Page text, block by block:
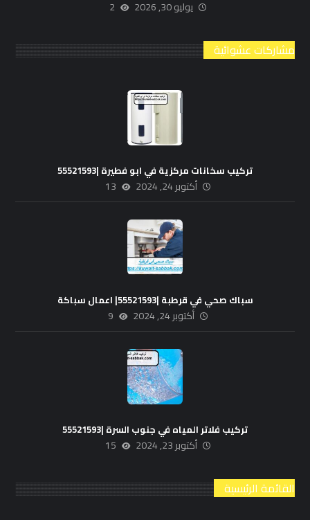
يوليو 30, 2026 2
مشاركات عشوائية
تركيب سخانات مركزية في ابو فطيرة |55521593
أكتوبر 24, 2024 13
سباك صحي في قرطبة |55521593| اعمال سباكة
أكتوبر 24, 2024 9
تركيب فلاتر المياه في جنوب السرة |55521593
أكتوبر 23, 2024 15
القائمة الرئيسية